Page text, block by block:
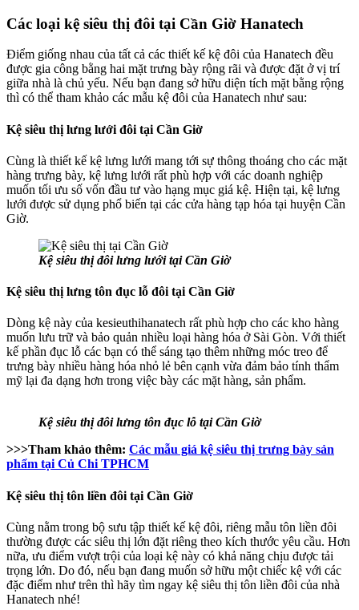
Các loại kệ siêu thị đôi tại Cần Giờ Hanatech
Điểm giống nhau của tất cả các thiết kế kệ đôi của Hanatech đều
được gia công bằng hai mặt trưng bày rộng rãi và được đặt ở vị trí
giữa nhà là chủ yếu. Nếu bạn đang sở hữu diện tích mặt bằng rộng
thì có thể tham khảo các mẫu kệ đôi của Hanatech như sau:
Kệ siêu thị lưng lưới đôi tại Cần Giờ
Cùng là thiết kế kệ lưng lưới mang tới sự thông thoáng cho các mặt
hàng trưng bày, kệ lưng lưới rất phù hợp với các doanh nghiệp
muốn tối ưu số vốn đầu tư vào hạng mục giá kệ. Hiện tại, kệ lưng
lưới được sử dụng phổ biến tại các cửa hàng tạp hóa tại huyện Cần
Giờ.
Kệ siêu thị đôi lưng lưới tại Cần Giờ
Kệ siêu thị lưng tôn đục lỗ đôi tại Cần Giờ
Dòng kệ này của kesieuthihanatech rất phù hợp cho các kho hàng
muốn lưu trữ và bảo quản nhiều loại hàng hóa ở Sài Gòn. Với thiết
kế phần đục lỗ các bạn có thể sáng tạo thêm những móc treo để
trưng bày nhiều hàng hóa nhỏ lẻ bên cạnh vừa đảm bảo tính thẩm
mỹ lại đa dạng hơn trong việc bày các mặt hàng, sản phẩm.
Kệ siêu thị đôi lưng tôn đục lỗ tại Cần Giờ
>>>Tham khảo thêm: Các mẫu giá kệ siêu thị trưng bày sản
phẩm tại Củ Chi TPHCM
Kệ siêu thị tôn liền đôi tại Cần Giờ
Cùng nằm trong bộ sưu tập thiết kế kệ đôi, riêng mẫu tôn liền đôi
thường được các siêu thị lớn đặt riêng theo kích thước yêu cầu. Hơn
nữa, ưu điểm vượt trội của loại kệ này có khả năng chịu được tải
trọng lớn. Do đó, nếu bạn đang muốn sở hữu một chiếc kệ với các
đặc điểm như trên thì hãy tìm ngay kệ siêu thị tôn liền đôi của nhà
Hanatech nhé!